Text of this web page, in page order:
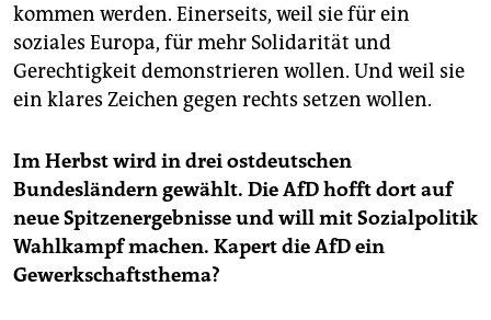
kommen werden. Einerseits, weil sie für ein
soziales Europa, für mehr Solidarität und
Gerechtigkeit demonstrieren wollen. Und weil sie
ein klares Zeichen gegen rechts setzen wollen.
Im Herbst wird in drei ostdeutschen
Bundesländern gewählt. Die AfD hofft dort auf
neue Spitzenergebnisse und will mit Sozialpolitik
Wahlkampf machen. Kapert die AfD ein
Gewerkschaftsthema?